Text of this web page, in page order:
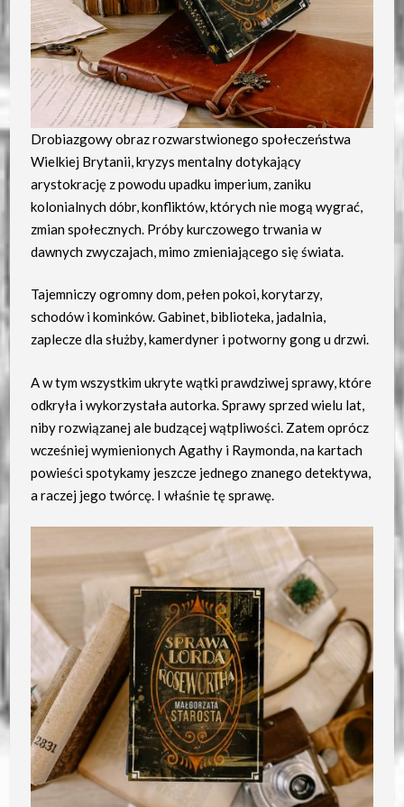
Drobiazgowy obraz rozwarstwionego społeczeństwa
Wielkiej Brytanii, kryzys mentalny dotykający
arystokrację z powodu upadku imperium, zaniku
kolonialnych dóbr, konfliktów, których nie mogą wygrać,
zmian społecznych. Próby kurczowego trwania w
dawnych zwyczajach, mimo zmieniającego się świata.
Tajemniczy ogromny dom, pełen pokoi, korytarzy,
schodów i kominków. Gabinet, biblioteka, jadalnia,
zaplecze dla służby, kamerdyner i potworny gong u drzwi.
A w tym wszystkim ukryte wątki prawdziwej sprawy, które
odkryła i wykorzystała autorka. Sprawy sprzed wielu lat,
niby rozwiązanej ale budzącej wątpliwości. Zatem oprócz
wcześniej wymienionych Agathy i Raymonda, na kartach
powieści spotykamy jeszcze jednego znanego detektywa,
a raczej jego twórcę. I właśnie tę sprawę.